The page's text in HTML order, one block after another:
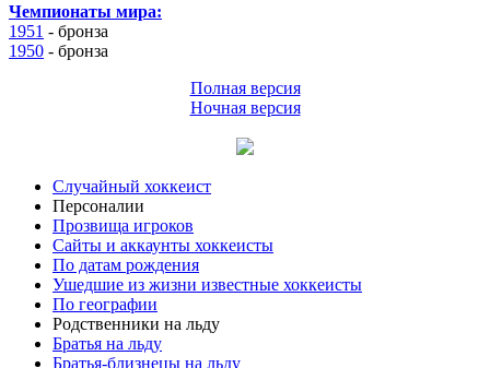
Чемпионаты мира:
1951 - бронза
1950 - бронза
Полная версия
Ночная версия
Случайный хоккеист
Персоналии
Прозвища игроков
Сайты и аккаунты хоккеисты
По датам рождения
Ушедшие из жизни известные хоккеисты
По географии
Родственники на льду
Братья на льду
Братья-близнецы на льду